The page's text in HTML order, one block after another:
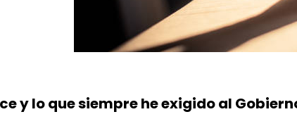
y lo que siempre he exigido al